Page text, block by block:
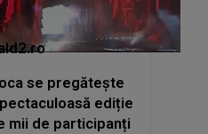
se pregătește
ediție
mii de participanți